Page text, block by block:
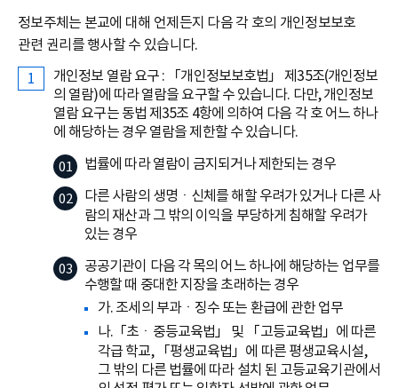
정보주체는 본교에 대해 언제든지 다음 각 호의 개인정보보호
관련 권리를 행사할 수 있습니다.
개인정보 열람 요구 : 「개인정보보호법」 제35조(개인정보
의 열람)에 따라 열람을 요구할 수 있습니다. 다만, 개인정보
열람 요구는 동법 제35조 4항에 의하여 다음 각 호 어느 하나
에 해당하는 경우 열람을 제한할 수 있습니다.
법률에 따라 열람이 금지되거나 제한되는 경우
다른 사람의 생명ㆍ신체를 해할 우려가 있거나 다른 사
람의 재산과 그 밖의 이익을 부당하게 침해할 우려가
있는 경우
공공기관이 다음 각 목의 어느 하나에 해당하는 업무를
수행할 때 중대한 지장을 초래하는 경우
가. 조세의 부과ㆍ징수 또는 환급에 관한 업무
나.「초ㆍ중등교육법」 및 「고등교육법」에 따른
각급 학교, 「평생교육법」에 따른 평생교육시설,
그 밖의 다른 법률에 따라 설치 된 고등교육기관에서